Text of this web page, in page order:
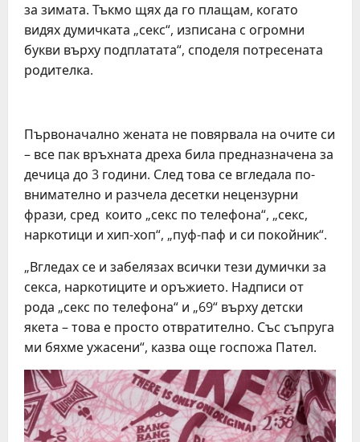
за зимата. Тъкмо щях да го плащам, когато
видях думичката „секс“, изписана с огромни
букви върху подплатата“, споделя потресената
родителка.
Първоначално жената не повярвала на очите си
– все пак връхната дреха била предназначена за
дечица до 3 години. След това се вгледала по-
внимателно и разчела десетки нецензурни
фрази, сред които „секс по телефона“, „секс,
наркотици и хип-хоп“, „пуф-паф и си покойник“.
„Вгледах се и забелязах всички тези думички за
секса, наркотиците и оръжието. Надписи от
рода „секс по телефона“ и „69“ върху детски
якета – това е просто отвратително. Със съпруга
ми бяхме ужасени“, казва още госпожа Пател.